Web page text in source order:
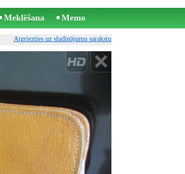
Meklēšana Memo
Atgriezties uz sludinājumu sarakstu